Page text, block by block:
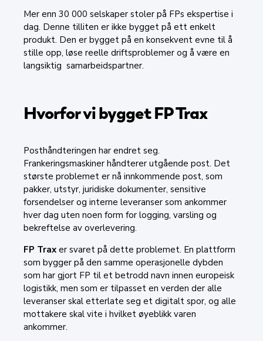
Mer enn 30 000 selskaper stoler på FPs ekspertise i
dag. Denne tilliten er ikke bygget på ett enkelt
produkt. Den er bygget på en konsekvent evne til å
stille opp, løse reelle driftsproblemer og å være en
langsiktig samarbeidspartner.
Hvorfor vi bygget FP Trax
Posthåndteringen har endret seg.
Frankeringsmaskiner håndterer utgående post. Det
største problemet er nå innkommende post, som
pakker, utstyr, juridiske dokumenter, sensitive
forsendelser og interne leveranser som ankommer
hver dag uten noen form for logging, varsling og
bekreftelse av overlevering.
FP Trax er svaret på dette problemet. En plattform
som bygger på den samme operasjonelle dybden
som har gjort FP til et betrodd navn innen europeisk
logistikk, men som er tilpasset en verden der alle
leveranser skal etterlate seg et digitalt spor, og alle
mottakere skal vite i hvilket øyeblikk varen
ankommer.